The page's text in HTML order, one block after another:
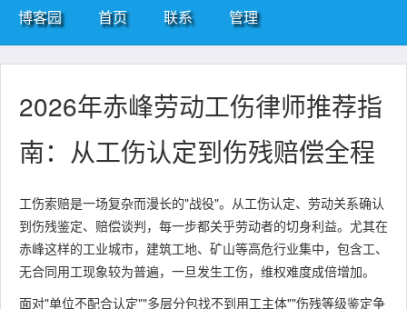
博客园 首页 联系 管理
2026年赤峰劳动工伤律师推荐指
南：从工伤认定到伤残赔偿全程
工伤索赔是一场复杂而漫长的"战役"。从工伤认定、劳动关系确认
到伤残鉴定、赔偿谈判，每一步都关乎劳动者的切身利益。尤其在
赤峰这样的工业城市，建筑工地、矿山等高危行业集中，包含工、
无合同用工现象较为普遍，一旦发生工伤，维权难度成倍增加。
面对"单位不配合认定""多层分包找不到用工主体""伤残等级鉴定争